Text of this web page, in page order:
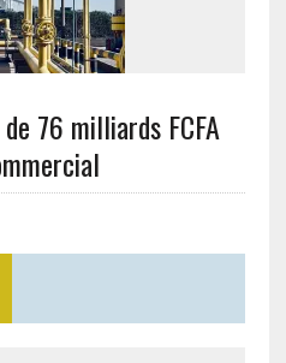
76 milliards FCFA